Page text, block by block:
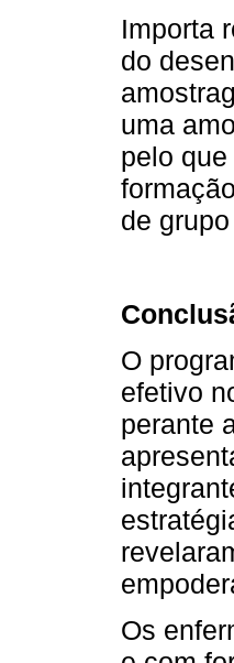
Importa
do
uma
pelo
de
O
efetivo
perante
Os